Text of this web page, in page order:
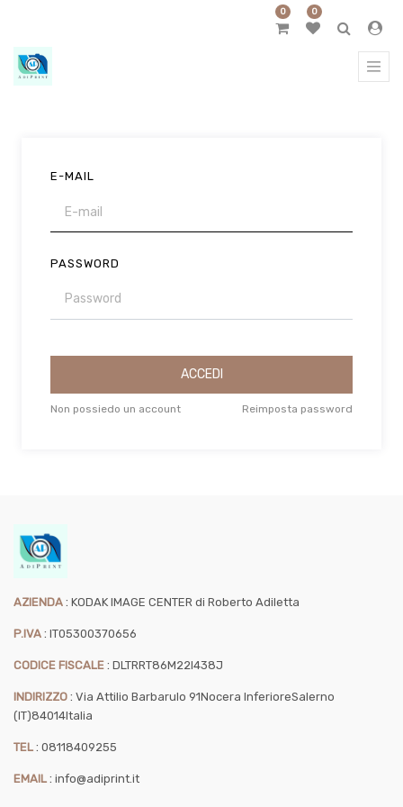
0 0
E-MAIL
PASSWORD
ACCEDI
Non possiedo un account Reimposta password
AZIENDA : KODAK IMAGE CENTER di Roberto Adiletta
P.IVA : IT05300370656
CODICE FISCALE : DLTRRT86M22I438J
INDIRIZZO : Via Attilio Barbarulo 91Nocera InferioreSalerno
(IT)84014Italia
TEL : 08118409255
EMAIL : info@adiprint.it